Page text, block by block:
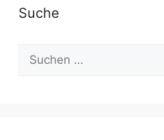
Suche
Suchen
nach: